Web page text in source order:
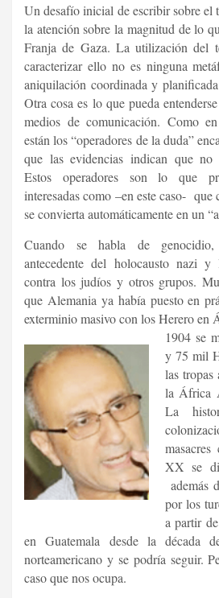
Un desafío inicial de escribir sobre el
la atención sobre la magnitud de lo
Franja de Gaza. La utilización del
caracterizar ello no es ninguna
aniquilación coordinada y
Otra cosa es lo que pueda
medios de comunicación. Como
están los “operadores de la duda”
que las evidencias indican que no
Estos operadores son lo que
interesadas como –en este caso-
se convierta automáticamente en un
Cuando se habla de
antecedente del holocausto nazi y
contra los judíos y otros grupos.
que Alemania ya había puesto en
exterminio masivo con los Herero en
1904 se
y 75 mil
las tropas
la África
La
XX se
además
por los
a partir
en Guatemala desde la década
norteamericano y se podría seguir.
caso que nos ocupa.